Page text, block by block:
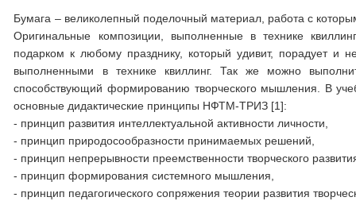
Бумага – великолепный поделочный материал, работа с
Оригинальные композиции, выполненные в технике
подарком к любому празднику, который удивит, порадует и
выполненными в технике квиллинг. Так же можно
способствующий формированию творческого мышления. В
основные дидактические принципы НФТМ-ТРИЗ [1]:
- принцип развития интеллектуальной активности личности,
- принцип природосообразности принимаемых решений,
- принцип непрерывности преемственности творческого
- принцип формирования системного мышления,
- принцип педагогического сопряжения теории развития